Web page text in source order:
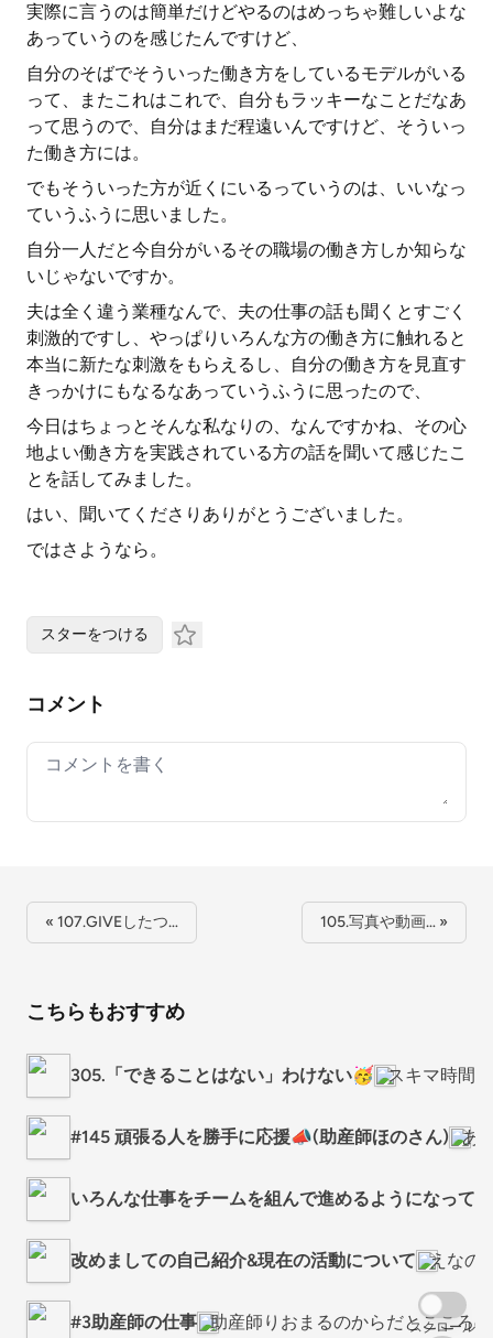
実際に言うのは簡単だけどやるのはめっちゃ難しいよな
あっていうのを感じたんですけど、
自分のそばでそういった働き方をしているモデルがいる
って、またこれはこれで、自分もラッキーなことだなあ
って思うので、自分はまだ程遠いんですけど、そういっ
た働き方には。
でもそういった方が近くにいるっていうのは、いいなっ
ていうふうに思いました。
自分一人だと今自分がいるその職場の働き方しか知らな
いじゃないですか。
夫は全く違う業種なんで、夫の仕事の話も聞くとすごく
刺激的ですし、やっぱりいろんな方の働き方に触れると
本当に新たな刺激をもらえるし、自分の働き方を見直す
きっかけにもなるなあっていうふうに思ったので、
今日はちょっとそんな私なりの、なんですかね、その心
地よい働き方を実践されている方の話を聞いて感じたこ
とを話してみました。
はい、聞いてくださりありがとうございました。
ではさようなら。
スターをつける
コメント
Your comment
« 107.GIVEしたつ… 105.写真や動画… »
こちらもおすすめ
305.「できることはない」わけない🥳 スキマ時間
#145 頑張る人を勝手に応援📣(助産師ほのさん) あ
いろんな仕事をチームを組んで進めるようになって
改めましての自己紹介&現在の活動について えなの
#3助産師の仕事 助産師りおまるのからだとこころ
スクロール